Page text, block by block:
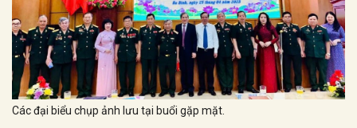
Các đại biểu chụp ảnh lưu tại buổi gặp mặt.